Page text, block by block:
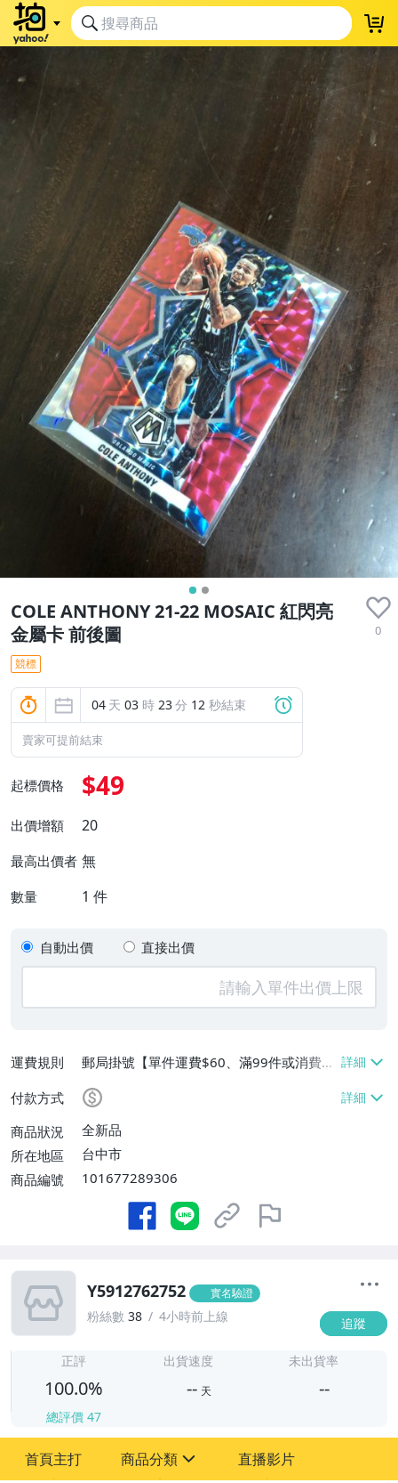
COLE ANTHONY 21-22 MOSAIC 紅閃亮
金屬卡 前後圖
0
競標
04 天 03 時 23分 11 秒結束
賣家可提前結束
起標價格 $49
出價增額 20
最高出價者 無
數量 1 件
自動出價 直接出價
運費規則
郵局掛號【單件運費$60、滿99件或消費滿
$9999免運費】
付款方式
商品狀況
全新品
所在地區
台中市
商品編號
101677289306
Y5912762752 實名驗證
粉絲數 38 4小時前上線 追蹤
正評
100.0%
總評價 47
出貨速度
-- 天
未出貨率
--
首頁主打 商品分類 直播影片